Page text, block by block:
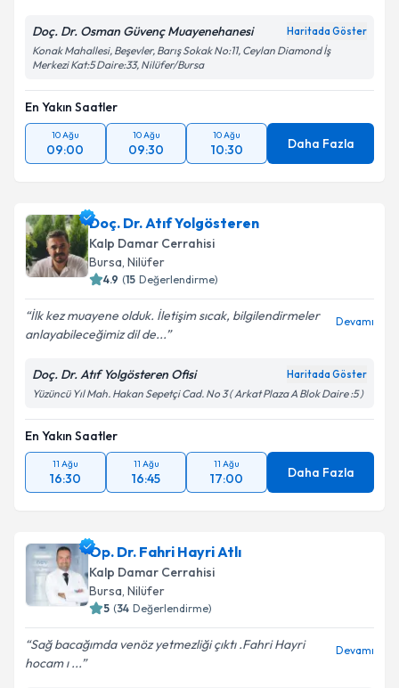
Doç. Dr. Osman Güvenç Muayenehanesi Haritada Göster
Konak Mahallesi, Beşevler, Barış Sokak No:11, Ceylan Diamond İş
Merkezi Kat:5 Daire:33, Nilüfer/Bursa
En Yakın Saatler
10 Ağu
09:00
10 Ağu
09:30
10 Ağu
10:30 Daha Fazla
Doç. Dr. Atıf Yolgösteren
Kalp Damar Cerrahisi
Bursa, Nilüfer
4.9 (15 Değerlendirme)
İlk kez muayene olduk. İletişim sıcak, bilgilendirmeler
anlayabileceğimiz dil de...
Devamı
Doç. Dr. Atıf Yolgösteren Ofisi Haritada Göster
Yüzüncü Yıl Mah. Hakan Sepetçi Cad. No 3 ( Arkat Plaza A Blok Daire :5 )
En Yakın Saatler
11 Ağu
16:30
11 Ağu
16:45
11 Ağu
17:00 Daha Fazla
Op. Dr. Fahri Hayri Atlı
Kalp Damar Cerrahisi
Bursa, Nilüfer
5 (34 Değerlendirme)
Sağ bacağımda venöz yetmezliği çıktı .Fahri Hayri
hocam ı ...
Devamı